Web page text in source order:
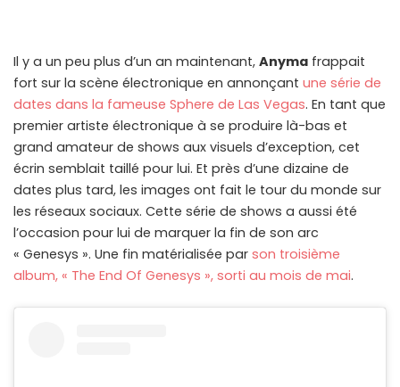
Il y a un peu plus d’un an maintenant, Anyma frappait
fort sur la scène électronique en annonçant une série de
dates dans la fameuse Sphere de Las Vegas. En tant que
premier artiste électronique à se produire là-bas et
grand amateur de shows aux visuels d’exception, cet
écrin semblait taillé pour lui. Et près d’une dizaine de
dates plus tard, les images ont fait le tour du monde sur
les réseaux sociaux. Cette série de shows a aussi été
l’occasion pour lui de marquer la fin de son arc
« Genesys ». Une fin matérialisée par son troisième
album, « The End Of Genesys », sorti au mois de mai.